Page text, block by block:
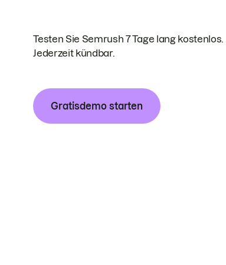
Testen Sie Semrush 7 Tage lang kostenlos.
Jederzeit kündbar.
Gratisdemo starten